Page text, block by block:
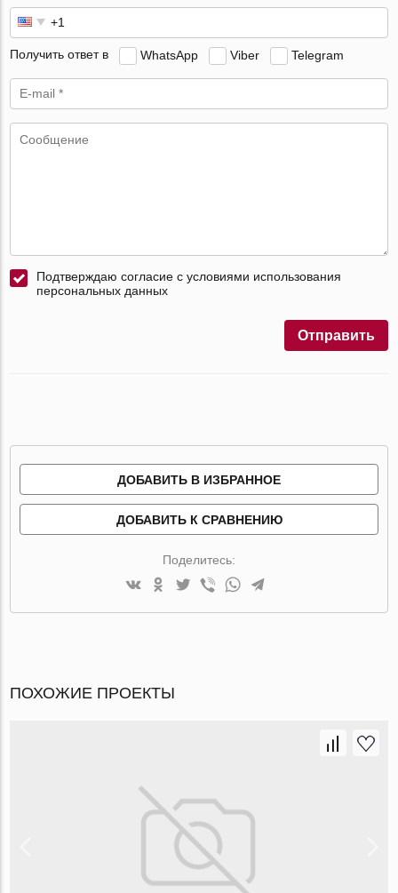
Получить ответ в WhatsApp Viber Telegram
Подтверждаю согласие с условиями использования
персональных данных
Отправить
ДОБАВИТЬ В ИЗБРАННОЕ
ДОБАВИТЬ К СРАВНЕНИЮ
Поделитесь:
ПОХОЖИЕ ПРОЕКТЫ